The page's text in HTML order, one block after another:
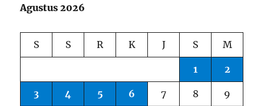
Agustus 2026
S S R K J S M
1 2
3 4 5 6 7 8 9